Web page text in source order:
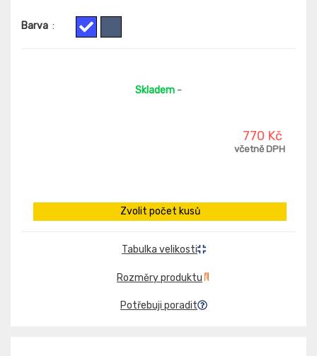
Barva :
Skladem -
770 Kč
včetně DPH
Zvolit počet kusů
Tabulka velikosti
Rozměry produktu
Potřebuji poradit